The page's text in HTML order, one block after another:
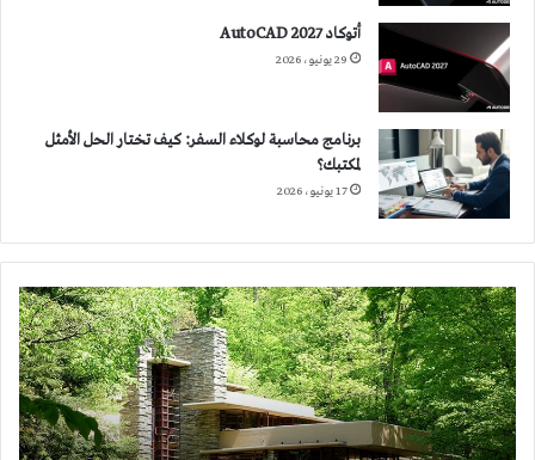
أتوكاد 2027 AutoCAD
29 يونيو، 2026
برنامج محاسبة لوكلاء السفر: كيف تختار الحل الأمثل
لمكتبك؟
17 يونيو، 2026
التصميم
البيوفيلي
Biophilic
Design